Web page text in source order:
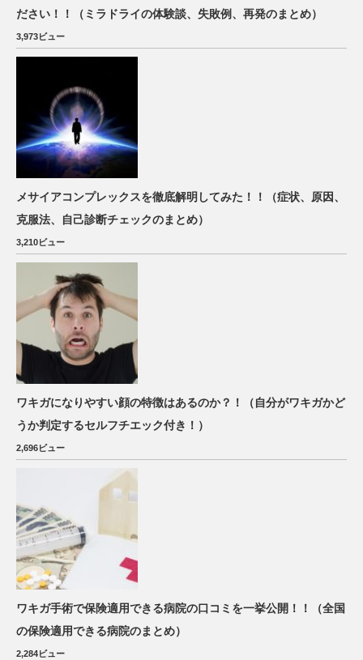
ださい！！（ミラドライの体験談、失敗例、再発のまとめ）
3,973ビュー
メサイアコンプレックスを徹底解明してみた！！（症状、原因、
克服法、自己診断チェックのまとめ）
3,210ビュー
ワキガになりやすい顔の特徴はあるのか？！（自分がワキガかど
うか判定するセルフチエック付き！）
2,696ビュー
ワキガ手術で保険適用できる病院の口コミを一挙公開！！（全国
の保険適用できる病院のまとめ）
2,284ビュー